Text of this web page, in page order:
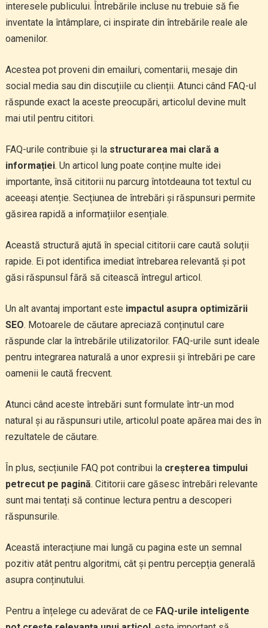
interesele publicului. Întrebările incluse nu trebuie să fie
inventate la întâmplare, ci inspirate din întrebările reale ale
oamenilor.
Acestea pot proveni din emailuri, comentarii, mesaje din
social media sau din discuțiile cu clienții. Atunci când FAQ-ul
răspunde exact la aceste preocupări, articolul devine mult
mai util pentru cititori.
FAQ-urile contribuie și la structurarea mai clară a
informației. Un articol lung poate conține multe idei
importante, însă cititorii nu parcurg întotdeauna tot textul cu
aceeași atenție. Secțiunea de întrebări și răspunsuri permite
găsirea rapidă a informațiilor esențiale.
Această structură ajută în special cititorii care caută soluții
rapide. Ei pot identifica imediat întrebarea relevantă și pot
găsi răspunsul fără să citească întregul articol.
Un alt avantaj important este impactul asupra optimizării
SEO. Motoarele de căutare apreciază conținutul care
răspunde clar la întrebările utilizatorilor. FAQ-urile sunt ideale
pentru integrarea naturală a unor expresii și întrebări pe care
oamenii le caută frecvent.
Atunci când aceste întrebări sunt formulate într-un mod
natural și au răspunsuri utile, articolul poate apărea mai des în
rezultatele de căutare.
În plus, secțiunile FAQ pot contribui la creșterea timpului
petrecut pe pagină. Cititorii care găsesc întrebări relevante
sunt mai tentați să continue lectura pentru a descoperi
răspunsurile.
Această interacțiune mai lungă cu pagina este un semnal
pozitiv atât pentru algoritmi, cât și pentru percepția generală
asupra conținutului.
Pentru a înțelege cu adevărat de ce FAQ-urile inteligente